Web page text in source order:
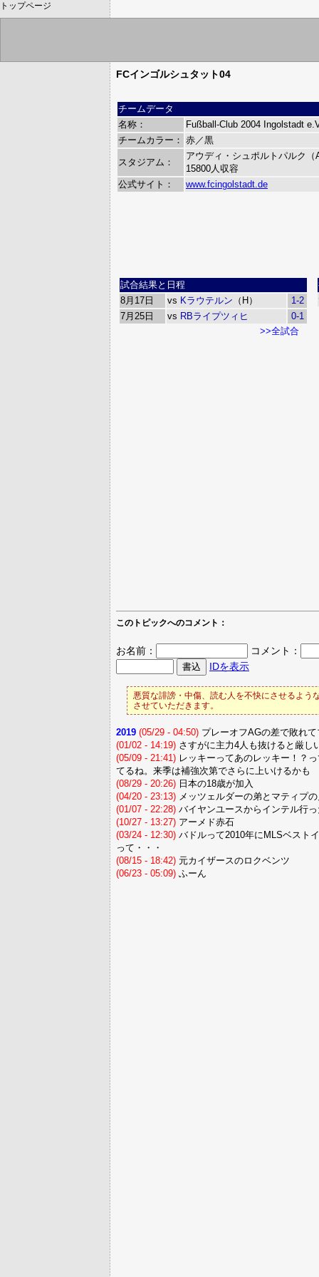
トップページ
FCインゴルシュタット04
チームデータ
名称：
Fußball-Club 2004 Ingolstadt
チームカラー： 赤／黒
スタジアム：
アウディ・シュポルトパルク（
15800人収容
公式サイト：
www.fcingolstadt.de
試合結果と日程
8月17日
vs Kラウテルン （H）
1-2
7月25日
vs RBライプツィヒ
0-1
>>全試合
このトピックへのコメント：
お名前：
コメント：
IDを表示
悪質な誹謗・中傷、読む人を不快にさせるよう
させていただきます。
2019 (05/29 - 04:50) プレーオフAGの差で敗れ
(01/02 - 14:19) さすがに主力4人も抜けると厳
(05/09 - 21:41) レッキーってあのレッキー！？
てるね。来季は補強次第でさらに上いけるかも
(08/29 - 20:26) 日本の18歳が加入
(04/20 - 23:13) メッツェルダーの弟とマティプ
(01/07 - 22:28) バイヤンユースからインテル行
(10/27 - 13:27) アーメド赤石
(03/24 - 12:30) バドルって2010年にMLSベスト
って・・・
(08/15 - 18:42) 元カイザースのロクベンツ
(06/23 - 05:09) ふーん